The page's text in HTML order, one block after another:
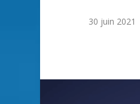
30 juin 2021